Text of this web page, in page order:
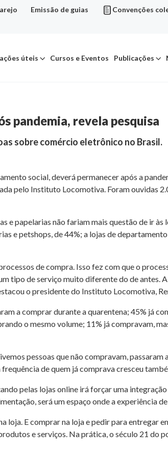
Emissão de guias Convenções
úteis Cursos e Eventos Publicações
pandemia, revela pesquisa
sobre comércio eletrônico no Brasil.
social, deverá permanecer após a
pelo Instituto Locomotiva. Foram ouvidas
papelarias não fariam mais questão de ir às
e petshops, de 44%; a lojas de
de compra. Isso fez com que o
tipo de serviço muito diferente do de antes.
o presidente do Instituto Locomotiva,
a comprar durante a quarentena; 45% já
o mesmo volume; 11% já compravam,
pessoas que não compravam, passaram
de quem já comprava cresceu
pelas lojas online irá forçar uma
será um espaço onde a experiência
E comprar na loja e pedir para entregar
e serviços. Na prática, o século 21 do